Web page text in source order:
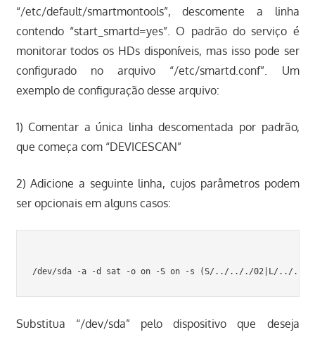
“/etc/default/smartmontools”, descomente a linha
contendo “start_smartd=yes”. O padrão do serviço é
monitorar todos os HDs disponíveis, mas isso pode ser
configurado no arquivo “/etc/smartd.conf”. Um
exemplo de configuração desse arquivo:
1) Comentar a única linha descomentada por padrão,
que começa com “DEVICESCAN”
2) Adicione a seguinte linha, cujos parâmetros podem
ser opcionais em alguns casos:
Substitua “/dev/sda” pelo dispositivo que deseja